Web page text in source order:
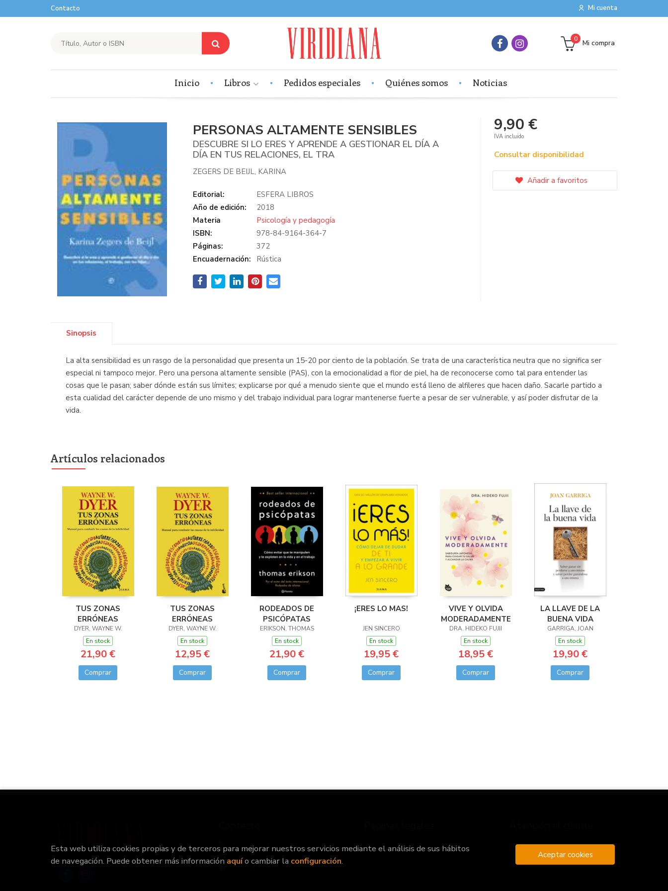
Mi cuenta
Contacto
Mi compra
0
Inicio Libros Pedidos especiales Quiénes somos Noticias
PERSONAS ALTAMENTE SENSIBLES
DESCUBRE SI LO ERES Y APRENDE A GESTIONAR EL DÍA A
DÍA EN TUS RELACIONES, EL TRA
ZEGERS DE BEIJL, KARINA
Editorial:
ESFERA LIBROS
Año de edición:
2018
Materia
Psicología y pedagogía
ISBN:
978-84-9164-364-7
Páginas:
372
Encuadernación:
Rústica
9,90 €
IVA incluido
Consultar disponibilidad
Añadir a favoritos
Sinopsis
La alta sensibilidad es un rasgo de la personalidad que presenta un 15-20 por ciento de la población. Se trata de una característica neutra que no significa ser
especial ni tampoco mejor. Pero una persona altamente sensible (PAS), con la emocionalidad a flor de piel, ha de reconocerse como tal para entender las
cosas que le pasan; saber dónde están sus límites; explicarse por qué a menudo siente que el mundo está lleno de alfileres que hacen daño. Sacarle partido a
esta cualidad del carácter depende de uno mismo y del trabajo individual para lograr mantenerse fuerte a pesar de ser vulnerable, y así poder disfrutar de la
vida.
Artículos relacionados
TUS ZONAS
ERRÓNEAS
DYER, WAYNE W.
En stock
21,90 €
Comprar
TUS ZONAS
ERRÓNEAS
DYER, WAYNE W.
En stock
12,95 €
Comprar
RODEADOS DE
PSICÓPATAS
ERIKSON, THOMAS
En stock
21,90 €
Comprar
¡ERES LO MAS!
JEN SINCERO
En stock
19,95 €
Comprar
VIVE Y OLVIDA
MODERADAMENTE
DRA. HIDEKO FUJII
En stock
18,95 €
Comprar
LA LLAVE DE LA
BUENA VIDA
GARRIGA, JOAN
En stock
19,90 €
Comprar
info@libreriaviridiana.com
Formulario de contacto
Aviso legal
Quiénes somos
Pedidos especiales
Esta web utiliza cookies propias y de terceros para mejorar nuestros servicios mediante el análisis de sus hábitos
de navegación. Puede obtener más información aquío cambiar la configuración.
Aceptar cookies